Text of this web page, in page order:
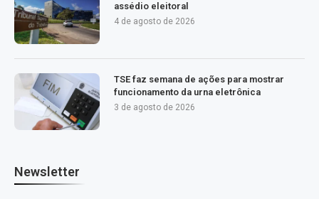
assédio eleitoral
4 de agosto de 2026
TSE faz semana de ações para mostrar
funcionamento da urna eletrônica
3 de agosto de 2026
Newsletter